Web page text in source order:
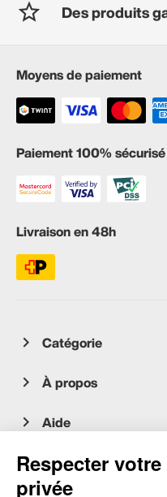
Des produits
Moyens de paiement
Paiement 100% sécurisé
Livraison en 48h
Catégorie
À propos
Aide
Service client